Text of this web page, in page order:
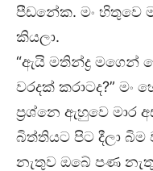
පීඩනේක. මං හිතුවෙ
කියලා.
“ඇයි මතින්ද්‍ර මගෙන්
වරදක් කරාටද?” මං
ප්‍රශ්නෙ ඇහුවෙ මාර
බිත්තියට පිට දීලා
නැතුව ඔබේ පණ